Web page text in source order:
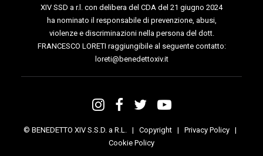
XIV SSD a r.l. con delibera del CDA del 21 giugno 2024
ha nominato il responsabile di prevenzione, abusi,
violenze e discriminazioni nella persona del dott.
FRANCESCO LORETI raggiungibile al seguente contatto:
loreti@benedettoxiv.it
© BENEDETTO XIV S.S.D. a R.L. | Copyright| Privacy Policy|
Cookie Policy